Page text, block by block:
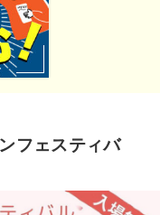
フェスティバ